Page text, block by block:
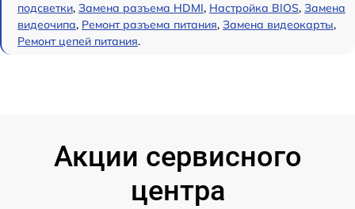
подсветки, Замена разъема HDMI, Настройка BIOS, Замена
видеочипа, Ремонт разъема питания, Замена видеокарты,
Ремонт цепей питания.
Акции сервисного
центра